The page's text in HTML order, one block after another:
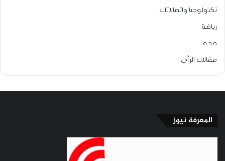
تكنولوجيا واتصالاتات
رياضة
صحة
مقالات الرأي
المعرفة نيوز